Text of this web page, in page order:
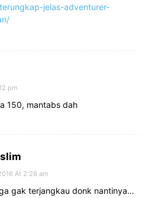
jelas-adventurer-
pm
150, mantabs dah
At 2:26 am
gak terjangkau donk nantinya…